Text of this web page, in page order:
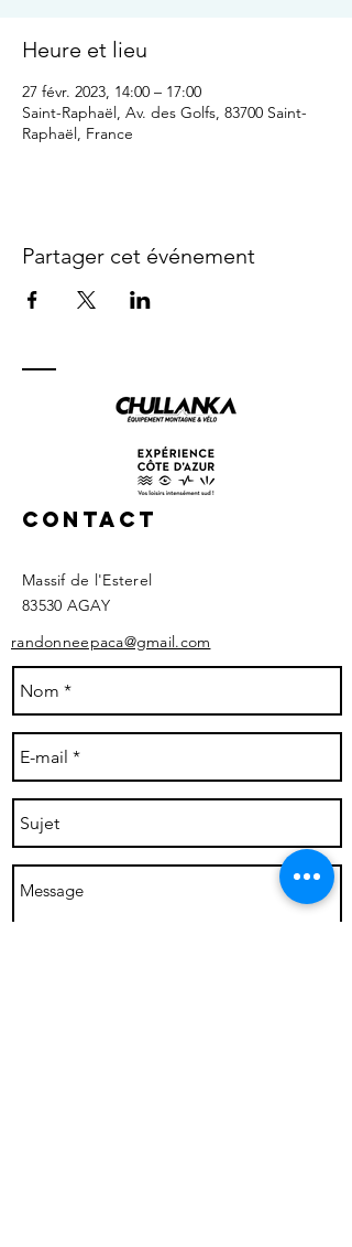
Heure et lieu
27 févr. 2023, 14:00 – 17:00
Saint-Raphaël, Av. des Golfs, 83700 Saint-
Raphaël, France
Partager cet événement
Contact
Massif de l'Esterel
83530 AGAY ​
randonneepaca@gmail.com